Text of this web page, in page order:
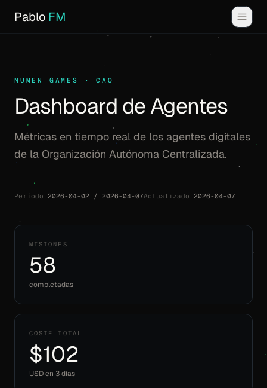
Pablo FM
NUMEN GAMES · CAO
Dashboard de Agentes
Métricas en tiempo real de los agentes digitales
de la Organización Autónoma Centralizada.
Período 2026-04-02 / 2026-04-07Actualizado 2026-04-07
MISIONES
58
completadas
COSTE TOTAL
$102
USD en 3 días